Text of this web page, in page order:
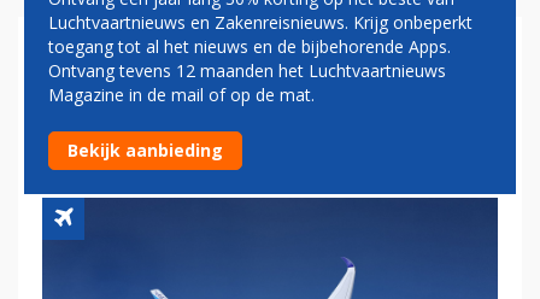
INDIGO ZET LAATSTE
HANDTEKENINGEN VOOR
GROTE AIRBUS A350-ORDER
Luchtvaartnieuws en Zakenreisnieuws. Krijg onbeperkt
toegang tot al het nieuws en de bijbehorende Apps.
Ontvang tevens 12 maanden het Luchtvaartnieuws
Magazine in de mail of op de mat.
Bekijk aanbieding